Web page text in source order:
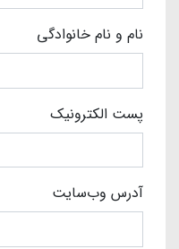
نام و نام خانوادگی
پست الکترونیک
آدرس وب‌سایت